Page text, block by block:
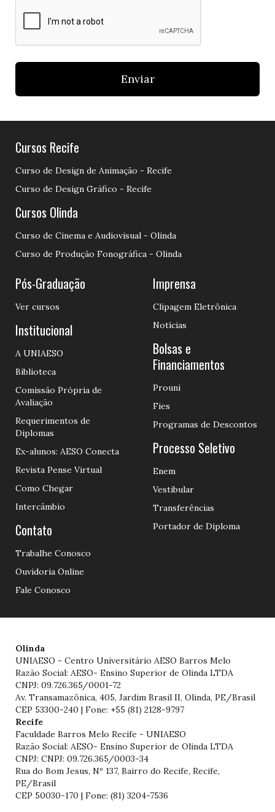
Enviar
Cursos Recife
Curso de Design de Animação - Recife
Curso de Design Gráfico - Recife
Cursos Olinda
Curso de Cinema e Audiovisual - Olinda
Curso de Produção Fonográfica - Olinda
Pós-Graduação
Ver cursos
Institucional
A UNIAESO
Biblioteca
Comissão Própria de
Avaliação
Requerimentos de
Diplomas
Ex-alunos: AESO Conecta
Revista Pense Virtual
Como Chegar
Intercâmbio
Contato
Trabalhe Conosco
Ouvidoria Online
Fale Conosco
Imprensa
Clipagem Eletrônica
Notícias
Bolsas e
Financiamentos
Prouni
Fies
Programas de Descontos
Processo Seletivo
Enem
Vestibular
Transferências
Portador de Diploma
Olinda
UNIAESO - Centro Universitário AESO Barros Melo
Razão Social: AESO- Ensino Superior de Olinda LTDA
CNPJ: 09.726.365/0001-72
Av. Transamazônica, 405, Jardim Brasil II, Olinda, PE/Brasil
CEP 53300-240 | Fone: +55 (81) 2128-9797
Recife
Faculdade Barros Melo Recife - UNIAESO
Razão Social: AESO- Ensino Superior de Olinda LTDA
CNPJ: CNPJ: 09.726.365/0003-34
Rua do Bom Jesus, Nº 137, Bairro do Recife, Recife,
PE/Brasil
CEP 50030-170 | Fone: (81) 3204-7536